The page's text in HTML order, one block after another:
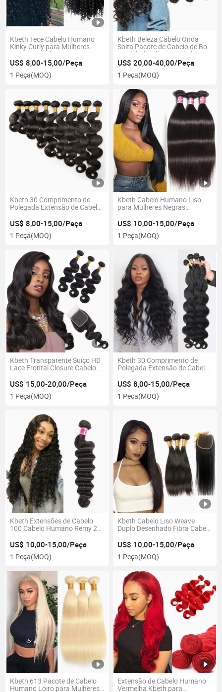
Kbeth Tece Cabelo Humano
Kinky Curly para Mulheres
Negras Cabelo Virgem Weave
2021 Moda 100% Remy
Natural Barato 13*4 De Orelha
a Orelha Personalizado 20
US$ 8,00-15,00/Peça
1 Peça(MOQ)
Kbeth Beleza Cabelo Onda
Solta Pacote de Cabelo de Boa
Qualidade Fábrica Cabelo
Humano Cacheado Weft
US$ 20,00-40,00/Peça
1 Peça(MOQ)
Kbeth 30 Comprimento de
Polegada Extensão de Cabelo
Americana 2021 Moda Verão
Bom Preço 100% Cabelo
Humano Virgem de Mink
US$ 8,00-15,00/Peça
1 Peça(MOQ)
Kbeth Cabelo Humano Liso
para Mulheres Negras
100% Remy 10inch a 40
Polegada Comprimento
Personalizado Extensões de
Fornecimento de Fábrica
US$ 10,00-15,00/Peça
1 Peça(MOQ)
Kbeth Transparente Suíço HD
Lace Frontal Closure Cabelo
Corporal Pacote com 4X4 5X5
6X6 Manual Fazendo
Fechamento Atacado
US$ 15,00-20,00/Peça
1 Peça(MOQ)
Kbeth 30 Comprimento de
Polegada Extensão de Cabelo
Americana 2021 Moda Verão
Personalizada Brasileira Remy
100% Cabelo Humano Virgem
US$ 8,00-15,00/Peça
1 Peça(MOQ)
Kbeth Extensões de Cabelo
100 Cabelo Humano Remy 26
Cabelo Humano Virgem
Ondulado Profundo Mink
Brasileiro Extensão de Trança
US$ 10,00-15,00/Peça
1 Peça(MOQ)
Kbeth Cabelo Liso Weave
Duplo Desenhado Fibra Cabelo
Extensão de Cabelo Humano
China Pacotes com
Fechamento de Renda Suíça
US$ 10,00-15,00/Peça
1 Peça(MOQ)
Kbeth 613 Pacote de Cabelo
Humano Loiro para Mulheres
Extensão de Cabelo Humano
Vermelha Kbeth para